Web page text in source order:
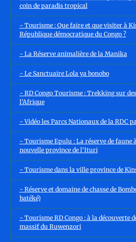
coin de paradis tropical
- Tourisme : Que faire et que visiter à
République démocratique du Congo ?
- La Réserve animalière de la Manika
- Le Sanctuaire Lola ya bonobo
- RD Congo Tourisme : Trekking sur
l’Afrique
- Vidéo les Parcs Nationaux de la RDC
- Tourisme Epulu : La réserve de faune
nouvelle province de l'Ituri
- Tourisme dans la ville province de
- Réserve et domaine de chasse de
batéké)
- Tourisme RD Congo : à la découverte
massif du Ruwenzori